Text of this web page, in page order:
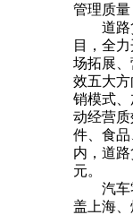
管理质量
道路货
目，全
场拓展
效五大
销模式
动经营
件、食
内，道
元。
汽车零
盖上海